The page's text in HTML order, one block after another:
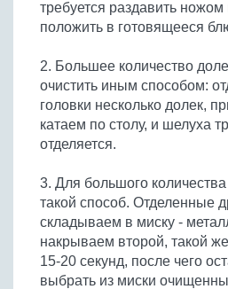
требуется раздавить
положить в готовящееся
2. Большее количество
очистить иным способом:
головки несколько долек,
катаем по столу, и шелуха
отделяется.
3. Для большого
такой способ. Отделенные
складываем в миску -
накрываем второй, такой
15-20 секунд, после чего
выбрать из миски